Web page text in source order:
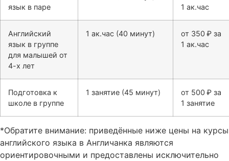
язык в паре
1 ак.час
Английский
язык в группе
для малышей от
4-х лет
1 ак.час (40 минут)
от 350 ₽ за
1 ак.час
Подготовка к
школе в группе
1 занятие (45 минут)
от 500 ₽ за
1 занятие
*Обратите внимание: приведённые ниже цены на курсы
английского языка в Англичанка являются
ориентировочными и предоставлены исключительно